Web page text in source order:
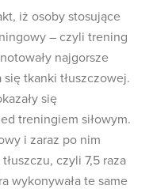
iż osoby stosujące
– czyli trening
najgorsze
tkanki tłuszczowej.
się
treningiem siłowym.
i zaraz po nim
czyli 7,5 raza
wykonywała te same